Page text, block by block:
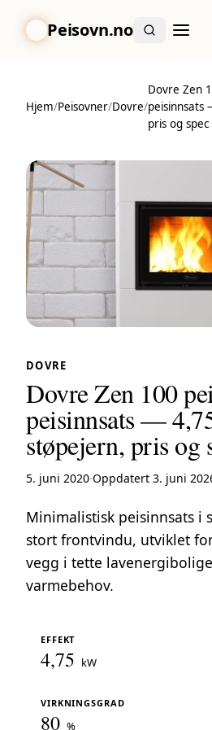
Peisovn.no
Hjem/Peisovner/Dovre/
Dovre Zen
peisinnsats
pris og spec
DOVRE
Dovre Zen 100
peisinnsats —
støpejern, pris og
5. juni 2020·Oppdatert 3. juni
Minimalistisk peisinnsats i
stort frontvindu, utviklet
vegg i tette
varmebehov.
EFFEKT
4,75 kW
VIRKNINGSGRAD
80 %